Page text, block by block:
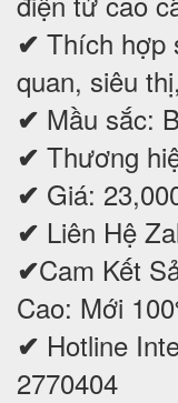
✔ Thích hợp
quan, siêu
✔ Mầu sắc:
✔ Thương
✔ Giá:
✔ Liên Hệ
✔Cam Kết
Cao: Mới
✔ Hotline
2770404